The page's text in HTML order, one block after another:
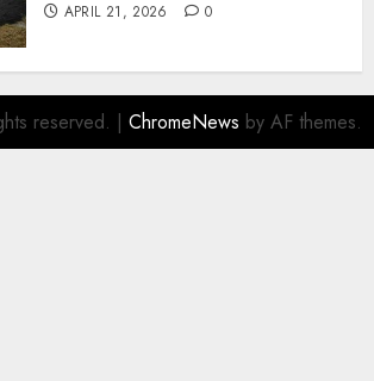
APRIL 21, 2026 0
reserved. | ChromeNews by AF themes.